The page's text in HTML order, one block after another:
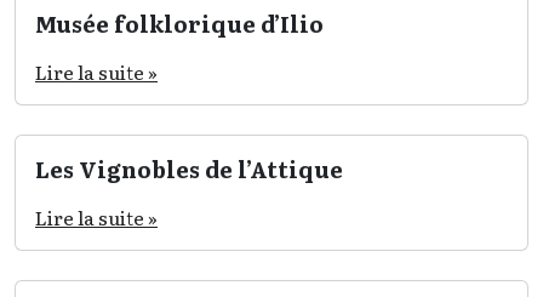
Musée folklorique d’Ilio
Lire la suite »
Les Vignobles de l’Attique
Lire la suite »